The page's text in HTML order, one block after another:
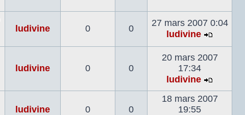
le
dernier
ludivine 0 0
27 mars 2007 0:04
ludivine
le
dernier
ludivine 0 0
20 mars 2007
17:34
ludivine
le
ludivine 0 0
18 mars 2007
19:55